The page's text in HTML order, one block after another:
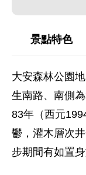
景點特色
大安森林公園
生南路、南側
83年（西元
鬱，灌木層次
步期間有如置